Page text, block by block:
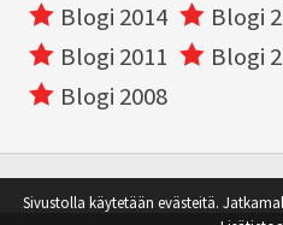
Blogi 2014
Blogi
Blogi 2011
Blogi
Blogi 2008
Sivustolla käytetään evästeitä.